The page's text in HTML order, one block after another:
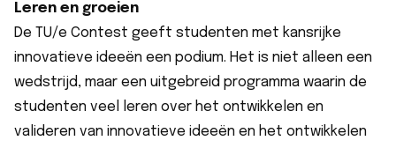
Leren en groeien
De TU/e Contest geeft studenten met kansrijke
innovatieve ideeën een podium. Het is niet alleen een
wedstrijd, maar een uitgebreid programma waarin de
studenten veel leren over het ontwikkelen en
valideren van innovatieve ideeën en het ontwikkelen